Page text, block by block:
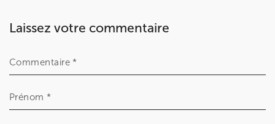
Laissez votre commentaire
Commentaire *
Prénom *